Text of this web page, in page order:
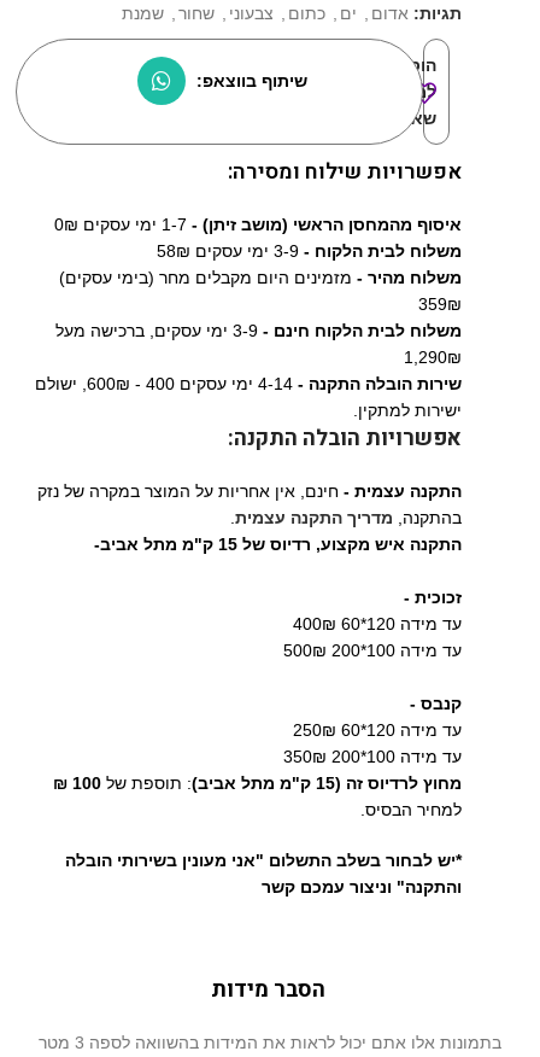
תגיות: אדום ים כתום צבעוני שחור שמנת
הוסף
למוצרים
שאהבתי:
שיתוף בווצאפ:
אפשרויות שילוח ומסירה:
איסוף מהמחסן הראשי (מושב זיתן) -
משלוח לבית הלקוח - 3-9 ימי עסקים 58₪
משלוח מהיר - מזמינים היום מקבלים מחר (בימי עסקים)
359₪
משלוח לבית הלקוח חינם -
3-9 ימי עסקים, ברכישה מעל
1,290₪
שירות הובלה התקנה -
4-14 ימי עסקים 400 - 600₪, ישולם
ישירות למתקין.
אפשרויות הובלה התקנה:
התקנה עצמית - חינם, אין אחריות על המוצר במקרה של נזק
בהתקנה, מדריך התקנה עצמית
התקנה איש מקצוע, רדיוס של 15 ק"מ מתל אביב-
זכוכית -
עד מידה 120*60 400₪
עד מידה 100*200 500₪
קנבס -
עד מידה 120*60 250₪
עד מידה 100*200 350₪
מחוץ לרדיוס זה (15 ק"מ מתל אביב)
: תוספת של 100 ₪
למחיר הבסיס.
*יש לבחור בשלב התשלום "אני מעונין בשירותי הובלה
והתקנה" וניצור עמכם קשר
הסבר מידות
בתמונות אלו אתם יכול לראות את המידות בהשוואה לספה 3 מטר